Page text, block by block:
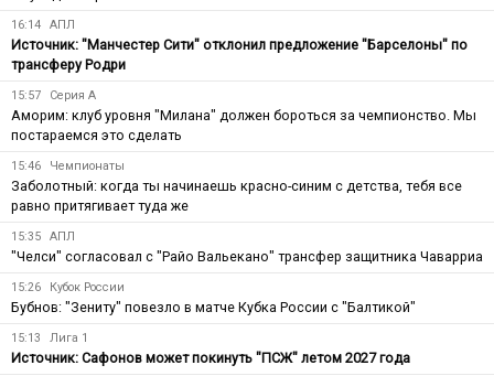
16:14 АПЛ
Источник: "Манчестер Сити" отклонил предложение "Барселоны" по
трансферу Родри
15:57 Серия А
Аморим: клуб уровня "Милана" должен бороться за чемпионство. Мы
постараемся это сделать
15:46 Чемпионаты
Заболотный: когда ты начинаешь красно-синим с детства, тебя все
равно притягивает туда же
15:35 АПЛ
"Челси" согласовал с "Райо Вальекано" трансфер защитника Чаварриа
15:26 Кубок России
Бубнов: "Зениту" повезло в матче Кубка России с "Балтикой"
15:13 Лига 1
Источник: Сафонов может покинуть "ПСЖ" летом 2027 года